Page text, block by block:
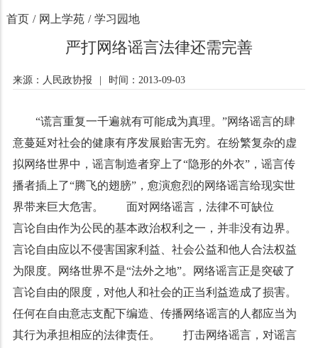
首页 / 网上学苑 / 学习园地
严打网络谣言法律还需完善
来源：人民政协报 时间：2013-09-03
“谎言重复一千遍就有可能成为真理。”网络谣言的肆
意蔓延对社会的健康有序发展贻害无穷。在纷繁复杂的虚
拟网络世界中，谣言制造者穿上了“隐形的外衣”，谣言传
播者插上了“腾飞的翅膀”，愈演愈烈的网络谣言给现实世
界带来巨大危害。 面对网络谣言，法律不可缺位
言论自由作为公民的基本政治权利之一，并非没有边界。
言论自由应以不侵害国家利益、社会公益和他人合法权益
为限度。网络世界不是“法外之地”。网络谣言正是突破了
言论自由的限度，对他人和社会的正当利益造成了损害。
任何在自由意志支配下编造、传播网络谣言的人都应当为
其行为承担相应的法律责任。 打击网络谣言，对谣言